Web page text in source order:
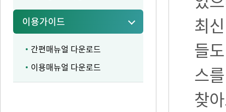
이용가이드
간편매뉴얼 다운로드
이용매뉴얼 다운로드
최
들
스
찾